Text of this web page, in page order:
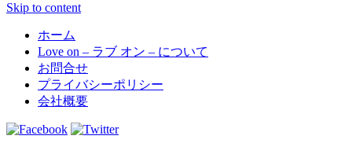
Skip to content
ホーム
Love on – ラブ オン – について
お問合せ
プライバシーポリシー
会社概要